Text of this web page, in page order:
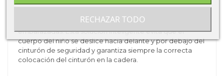
basa en nuestra probada tecnología de cinturones para
embarazadas. Esta solución inteligente evita que el
cuerpo del niño se deslice hacia delante y por debajo del
cinturón de seguridad y garantiza siempre la correcta
colocación del cinturón en la cadera.
RECHAZAR TODO